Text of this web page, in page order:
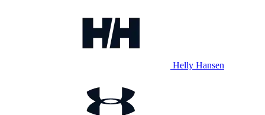
Helly Hansen